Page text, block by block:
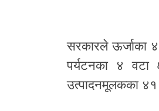
सरकारले ऊर्जाका ४
पर्यटनका ४ वटा
उत्पादनमूलकका ४१